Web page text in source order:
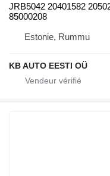
JRB5042 20401582
85000208
Estonie, Rummu
KB AUTO EESTI OÜ